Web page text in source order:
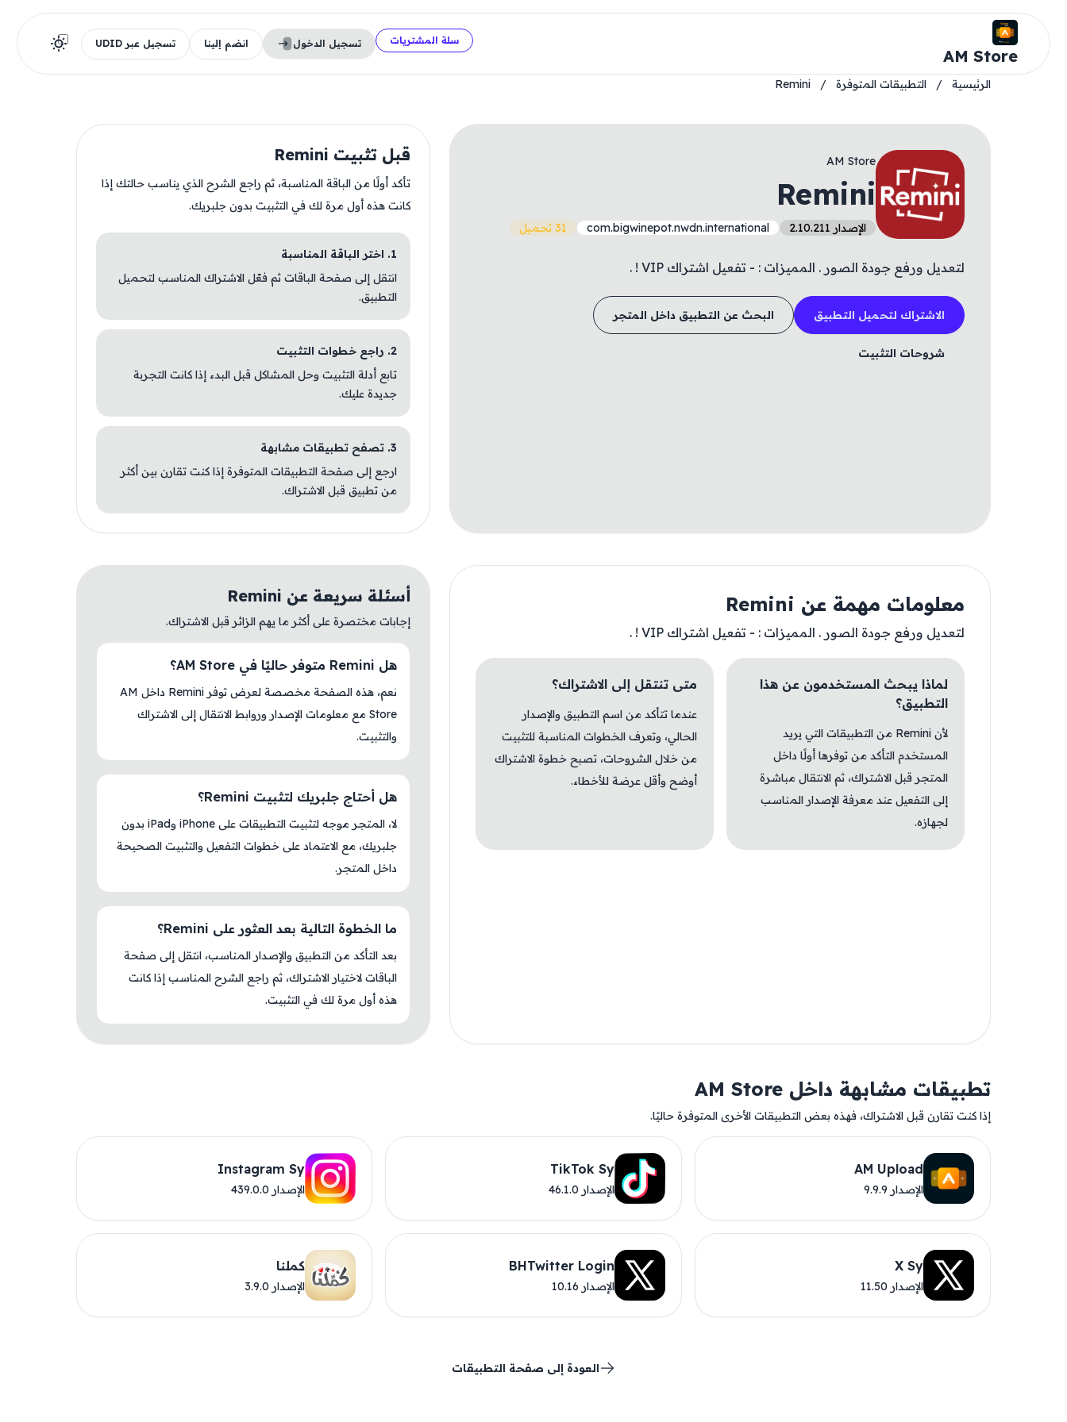
AM Store
سلة المشتريات تسجيل الدخول انضم إلينا تسجيل عبر UDID
الرئيسية / التطبيقات المتوفرة /
Remini
AM Store
Remini
الإصدار 2.10.211 com.bigwinepot.nwdn.international 31 تحميل
لتعديل ورفع جودة الصور . المميزات : - تفعيل اشتراك VIP ! .
الاشتراك لتحميل التطبيق البحث عن التطبيق داخل المتجر
شروحات التثبيت
قبل تثبيت Remini
تأكد أولًا من الباقة المناسبة، ثم راجع الشرح الذي يناسب حالتك إذا
كانت هذه أول مرة لك في التثبيت بدون جلبريك.
1. اختر الباقة المناسبة
انتقل إلى صفحة الباقات ثم فعّل الاشتراك المناسب لتحميل
التطبيق.
2. راجع خطوات التثبيت
تابع أدلة التثبيت وحل المشاكل قبل البدء إذا كانت التجربة
جديدة عليك.
3. تصفح تطبيقات مشابهة
ارجع إلى صفحة التطبيقات المتوفرة إذا كنت تقارن بين أكثر
من تطبيق قبل الاشتراك.
معلومات مهمة عن Remini
لتعديل ورفع جودة الصور . المميزات : - تفعيل اشتراك VIP ! .
لماذا يبحث المستخدمون عن هذا
التطبيق؟
لأن Remini من التطبيقات التي يريد
المستخدم التأكد من توفرها أولًا داخل
المتجر قبل الاشتراك، ثم الانتقال مباشرة
إلى التفعيل عند معرفة الإصدار المناسب
لجهازه.
متى تنتقل إلى الاشتراك؟
عندما تتأكد من اسم التطبيق والإصدار
الحالي، وتعرف الخطوات المناسبة للتثبيت
من خلال الشروحات، تصبح خطوة الاشتراك
أوضح وأقل عرضة للأخطاء.
أسئلة سريعة عن Remini
إجابات مختصرة على أكثر ما يهم الزائر قبل الاشتراك.
هل Remini متوفر حاليًا في AM Store؟
نعم، هذه الصفحة مخصصة لعرض توفر Remini داخل AM
Store مع معلومات الإصدار وروابط الانتقال إلى الاشتراك
والتثبيت.
هل أحتاج جلبريك لتثبيت Remini؟
لا، المتجر موجه لتثبيت التطبيقات على iPhone وiPad بدون
جلبريك، مع الاعتماد على خطوات التفعيل والتثبيت الصحيحة
داخل المتجر.
ما الخطوة التالية بعد العثور على Remini؟
بعد التأكد من التطبيق والإصدار المناسب، انتقل إلى صفحة
الباقات لاختيار الاشتراك، ثم راجع الشرح المناسب إذا كانت
هذه أول مرة لك في التثبيت.
تطبيقات مشابهة داخل AM Store
إذا كنت تقارن قبل الاشتراك، فهذه بعض التطبيقات الأخرى المتوفرة حاليًا.
AM Upload
الإصدار 9.9.9
TikTok Sy
الإصدار 46.1.0
Instagram Sy
الإصدار 439.0.0
X Sy
الإصدار 11.50
BHTwitter Login
الإصدار 10.16
كملنا
الإصدار 3.9.0
العودة إلى صفحة التطبيقات